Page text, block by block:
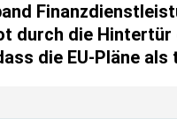
durch die Hintertür
die EU-Pläne